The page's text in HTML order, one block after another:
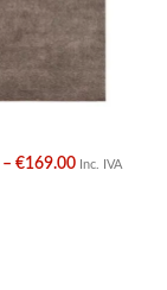
– €169.00 Inc. IVA